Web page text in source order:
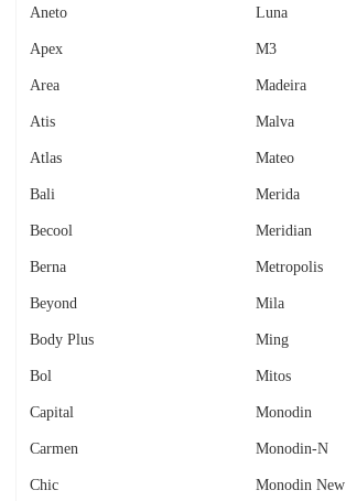
Aneto
Apex
Area
Atis
Atlas
Bali
Becool
Berna
Beyond
Body Plus
Bol
Capital
Carmen
Chic
Luna
M3
Madeira
Malva
Mateo
Merida
Meridian
Metropolis
Mila
Ming
Mitos
Monodin
Monodin-N
Monodin New